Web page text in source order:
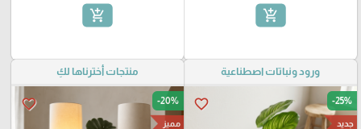
add_shopping_cart
add_shopping_cart
ورود ونباتات اصطناعية
favorite_border -25%
جديد
منتجات أخترناها لكِ
favorite_border -20%
مميز